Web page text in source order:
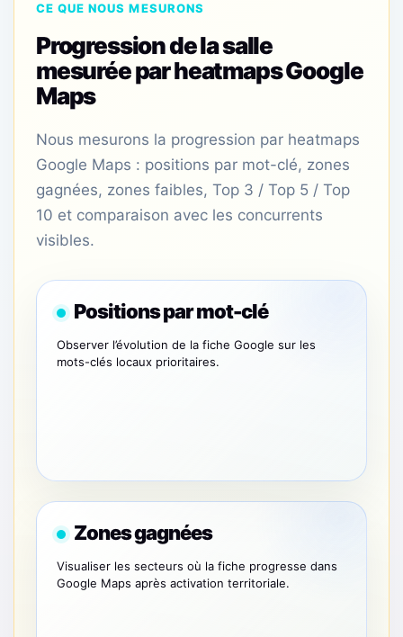
CE QUE NOUS MESURONS
Progression de la salle
mesurée par heatmaps Google
Maps
Nous mesurons la progression par heatmaps
Google Maps : positions par mot-clé, zones
gagnées, zones faibles, Top 3 / Top 5 / Top
10 et comparaison avec les concurrents
visibles.
Positions par mot-clé
Observer l’évolution de la fiche Google sur les
mots-clés locaux prioritaires.
Zones gagnées
Visualiser les secteurs où la fiche progresse dans
Google Maps après activation territoriale.